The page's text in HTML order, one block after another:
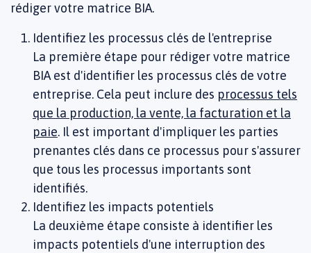
rédiger votre matrice BIA.
Identifiez les processus clés de l'entreprise
La première étape pour rédiger votre matrice
BIA est d'identifier les processus clés de votre
entreprise. Cela peut inclure des processus tels
que la production, la vente, la facturation et la
paie. Il est important d'impliquer les parties
prenantes clés dans ce processus pour s'assurer
que tous les processus importants sont
identifiés.
Identifiez les impacts potentiels
La deuxième étape consiste à identifier les
impacts potentiels d'une interruption des